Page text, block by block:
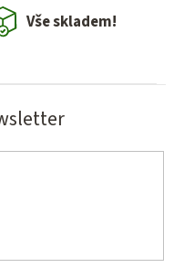
Vše skladem!